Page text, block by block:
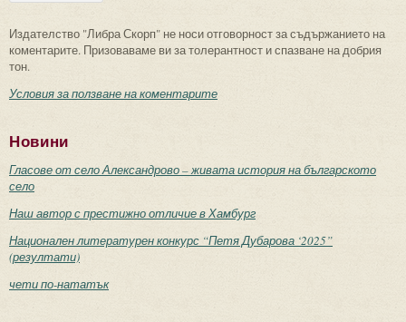
Издателство "Либра Скорп" не носи отговорност за съдържанието на
коментарите. Призоваваме ви за толерантност и спазване на добрия
тон.
Условия за ползване на коментарите
Новини
Гласове от село Александрово – живата история на българското
село
Наш автор с престижно отличие в Хамбург
Национален литературен конкурс “Петя Дубарова ‘2025”
(резултати)
чети по-нататък